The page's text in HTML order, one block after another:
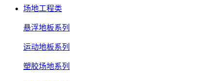
场地工程类
悬浮地板系列
运动地板系列
塑胶场地系列